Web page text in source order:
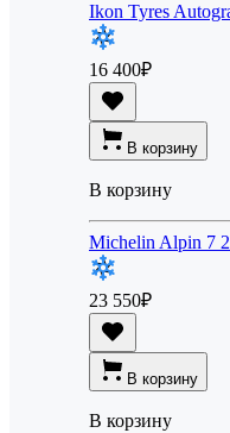
Ikon Tyres
16 400₽
В корзину
В корзину
Michelin Alpin 7
23 550₽
В корзину
В корзину